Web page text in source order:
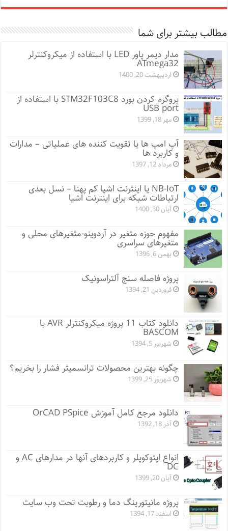
مطالب بیشتر برای شما
مدار دیمر پاور LED با استفاده از میکروکنترلر
ATmega32
اردیبهشت 20, 1400
پروگرم کردن بورد STM32F103C8 با استفاده از
USB port
مهر 18, 1399
آپ امپ ها یا تقویت کننده های عملیاتی – مدارات
و کاربرد ها
مرداد 12, 1397
NB-IoT یا اینترنت اشیا کم پهنا – نسل بعدی
ارتباطات شبکه برای اینترنت اشیا
آبان 30, 1400
مفهوم حوزه متغیر در آردوینو-متغیرهای محلی و
متغیرهای سراسری
بهمن 6, 1396
پروژه فاصله سنج آلتراسونیک
فروردین 21, 1394
دانلود کتاب 11 پروژه میکروکنترلر AVR با
BASCOM
شهریور 5, 1394
چگونه بهترین محصولات ترانسمیتر فشار را بخریم؟
شهریور 25, 1399
دانلود مرجع کامل آموزش OrCAD PSpice
آذر 18, 1392
انواع اپتوکوپلر و کاربردهای آنها در مدارهای AC و
DC
آبان 20, 1399
پروژه مانيتورينگ دما و رطوبت تحت وب سایت
اسفند 17, 1394